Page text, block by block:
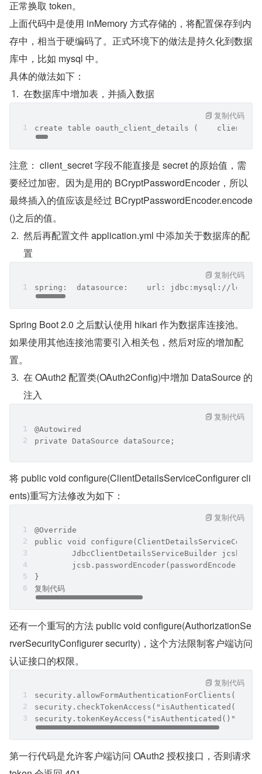
正常换取 token。
上面代码中是使用 inMemory 方式存储的，将配置保存到内
存中，相当于硬编码了。正式环境下的做法是持久化到数据
库中，比如 mysql 中。
具体的做法如下：
在数据库中增加表，并插入数据
create table oauth_client_details (    client_id
复制代码
注意： client_secret 字段不能直接是 secret 的原始值，需
要经过加密。因为是用的 BCryptPasswordEncoder，所以
最终插入的值应该是经过 BCryptPasswordEncoder.encode
()之后的值。
然后再配置文件 application.yml 中添加关于数据库的配
置
spring:  datasource:    url: jdbc:mysql://
复制代码
Spring Boot 2.0 之后默认使用 hikari 作为数据库连接池。
如果使用其他连接池需要引入相关包，然后对应的增加配
置。
在 OAuth2 配置类(OAuth2Config)中增加 DataSource 的
注入
@Autowired
private DataSource dataSource;
复制代码
将 public void configure(ClientDetailsServiceConfigurer cli
ents)重写方法修改为如下：
@Override
public void
JdbcClientDetailsServiceBuilder jcsb =
	jcsb.passwordEncoder(passwordEncoder);
}
复制代码
复制代码
还有一个重写的方法 public void configure(AuthorizationSe
rverSecurityConfigurer security)，这个方法限制客户端访问
认证接口的权限。
security.allowFormAuthenticationForClients();
security.checkTokenAccess("isAuthenticated()");
security.tokenKeyAccess("isAuthenticated()");
复制代码
第一行代码是允许客户端访问 OAuth2 授权接口，否则请求